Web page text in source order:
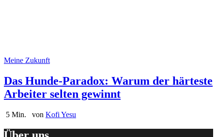
Meine Zukunft
Das Hunde-Paradox: Warum der härteste
Arbeiter selten gewinnt
5 Min. von Kofi Yesu